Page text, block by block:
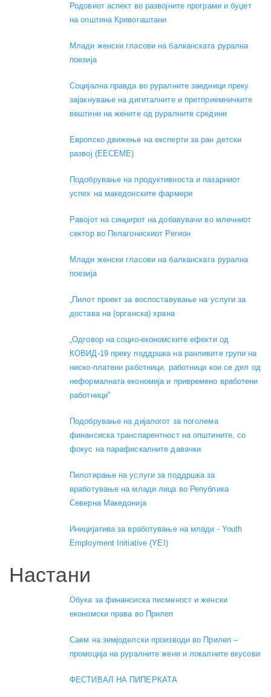
Родовиот аспект во развојните програми и буџет
на општина Кривогаштани
Mлади женски гласови на балканската рурална
поезија
Социјална правда во руралните заедници преку
зајакнување на дигиталните и претприемничките
вештини на жените од руралните средини
Европско движење на експерти за ран детски
развој (EECEME)
Подобрување на продуктивноста и пазарниот
успех на македонските фармери
Равојот на синџирот на добавувачи во млечниот
сектор во Пелагонискиот Регион
Mлади женски гласови на балканската рурална
поезија
„Пилот проект за воспоставување на услуги за
достава на (органска) храна
„Одговор на социо-економските ефекти од
КОВИД-19 преку поддршка на ранливите групи на
ниско-платени работници, работници кои се дел од
неформалната економија и привремено вработени
работници”
Подобрување на дијалогот за поголема
финансиска транспарентност на општините, со
фокус на парафискалните давачки
Пилотирање на услуги за поддршка за
вработување на млади лица во Република
Северна Македонија
Иницијатива за вработување на млади - Youth
Employment Initiative (YEI)
Настани
Обука за финансиска писменост и женски
економски права во Прилеп
Саем на земјоделски производи во Прилеп –
промоција на руралните жени и локалните вкусови
ФЕСТИВАЛ НА ПИПЕРКАТА